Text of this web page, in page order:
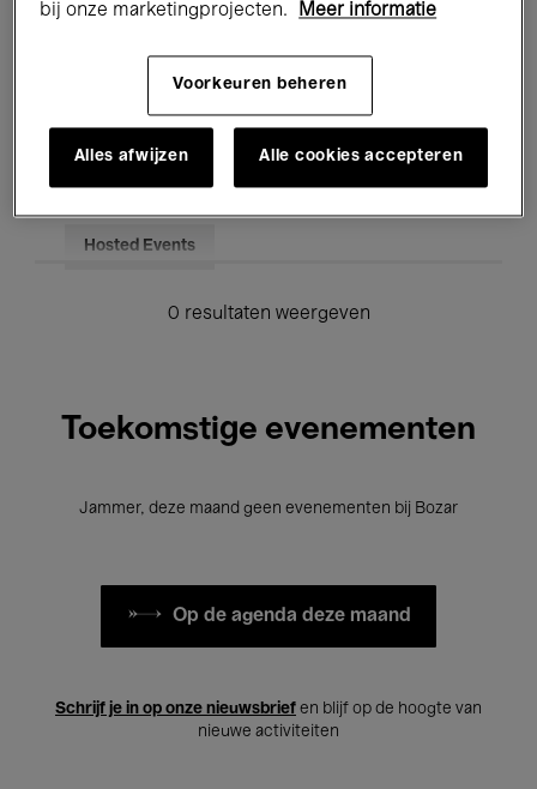
Onderwijs Rondleidingen
Hosted Events
0 resultaten weergeven
Toekomstige evenementen
Jammer, deze maand geen evenementen bij Bozar
Op de agenda deze maand
Schrijf je in op onze nieuwsbrief en blijf op de hoogte van
nieuwe activiteiten
bij onze marketingprojecten.
Meer informatie
Voorkeuren beheren
Alles afwijzen Alle cookies accepteren